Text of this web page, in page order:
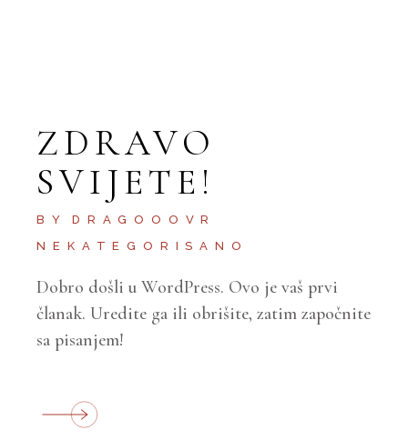
ZDRAVO
SVIJETE!
BY
DRAGOOOVR
NEKATEGORISANO
Dobro došli u WordPress. Ovo je vaš prvi
članak. Uredite ga ili obrišite, zatim započnite
sa pisanjem!